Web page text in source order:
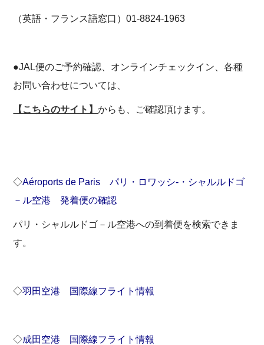
（英語・フランス語窓口）01-8824-1963
●JAL便のご予約確認、オンラインチェックイン、各種
お問い合わせについては、
【こちらのサイト】からも、ご確認頂けます。
◇Aéroports de Paris パリ・ロワッシ-・シャルルドゴ
－ル空港 発着便の確認
パリ・シャルルドゴ－ル空港への到着便を検索できま
す。
◇羽田空港 国際線フライト情報
◇成田空港 国際線フライト情報